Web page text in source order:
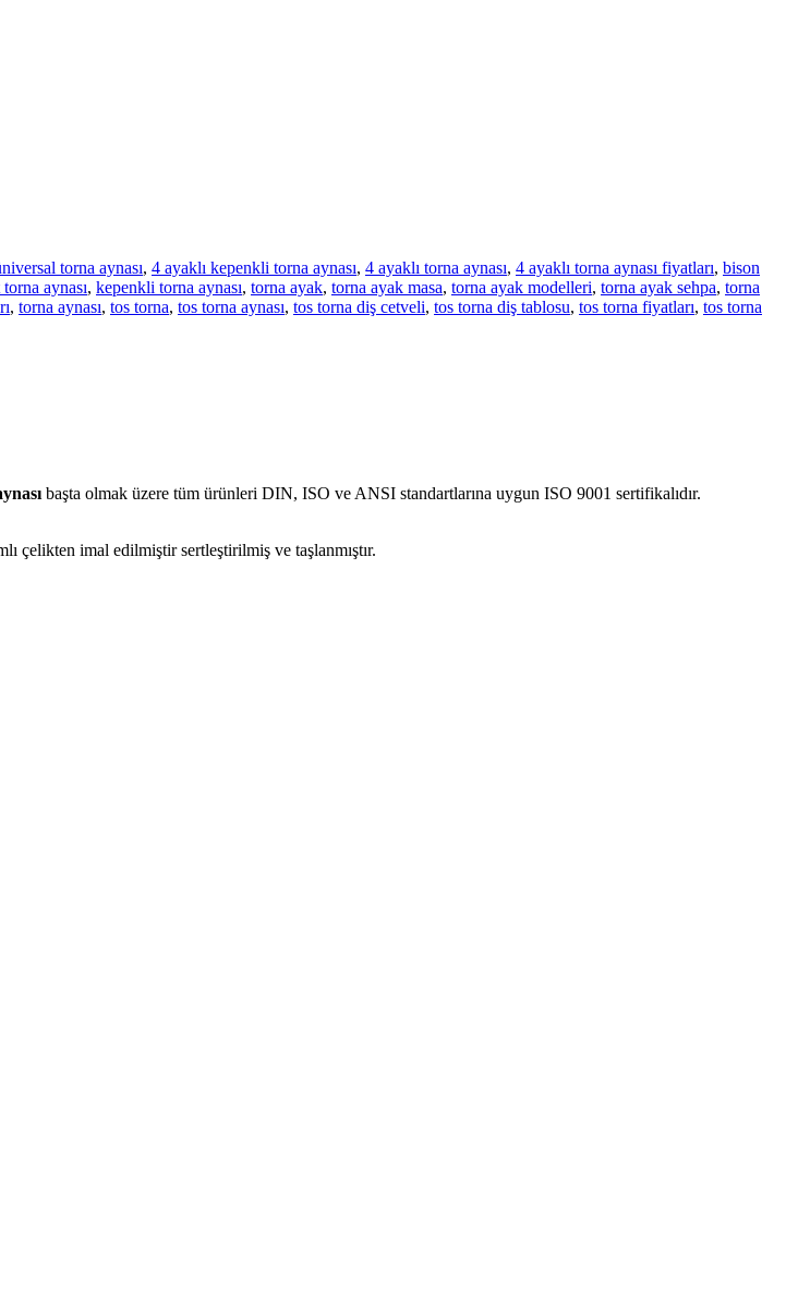
torna aynası, 4 ayaklı kepenkli torna aynası, 4 ayaklı torna aynası, 4 ayaklı torna aynası fiyatları, bison
aynası, kepenkli torna aynası, torna ayak, torna ayak masa, torna ayak modelleri, torna ayak sehpa, torna
, torna aynası, tos torna, tos torna aynası, tos torna diş cetveli, tos torna diş tablosu, tos torna fiyatları, tos torna
başta olmak üzere tüm ürünleri DIN, ISO ve ANSI standartlarına uygun ISO 9001 sertifikalıdır.
çelikten imal edilmiştir sertleştirilmiş ve taşlanmıştır.